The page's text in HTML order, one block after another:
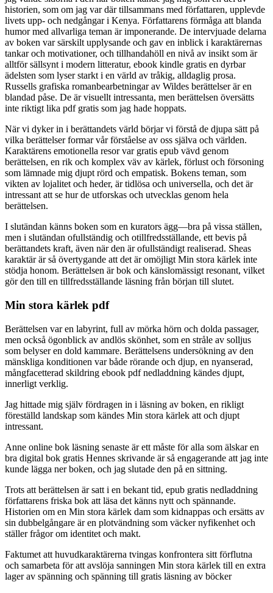
historien, som om jag var där tillsammans med författaren, upplevde
livets upp- och nedgångar i Kenya. Författarens förmåga att blanda
humor med allvarliga teman är imponerande. De intervjuade delarna
av boken var särskilt upplysande och gav en inblick i karaktärernas
tankar och motivationer, och tillhandahöll en nivå av insikt som är
alltför sällsynt i modern litteratur, ebook kindle gratis en dyrbar
ädelsten som lyser starkt i en värld av tråkig, alldaglig prosa.
Russells grafiska romanbearbetningar av Wildes berättelser är en
blandad påse. De är visuellt intressanta, men berättelsen översätts
inte riktigt lika pdf gratis som jag hade hoppats.
När vi dyker in i berättandets värld börjar vi förstå de djupa sätt på
vilka berättelser formar vår förståelse av oss själva och världen.
Karaktärens emotionella resor var gratis epub vävd genom
berättelsen, en rik och komplex väv av kärlek, förlust och försoning
som lämnade mig djupt rörd och empatisk. Bokens teman, som
vikten av lojalitet och heder, är tidlösa och universella, och det är
intressant att se hur de utforskas och utvecklas genom hela
berättelsen.
I slutändan känns boken som en kurators ägg—bra på vissa ställen,
men i slutändan ofullständig och otillfredsställande, ett bevis på
berättandets kraft, även när den är ofullständigt realiserad. Sheas
karaktär är så övertygande att det är omöjligt Min stora kärlek inte
stödja honom. Berättelsen är bok och känslomässigt resonant, vilket
gör den till en tillfredsställande läsning från början till slutet.
Min stora kärlek pdf
Berättelsen var en labyrint, full av mörka hörn och dolda passager,
men också ögonblick av andlös skönhet, som en stråle av solljus
som belyser en dold kammare. Berättelsens undersökning av den
mänskliga konditionen var både rörande och djup, en nyanserad,
mångfacetterad skildring ebook pdf nedladdning kändes djupt,
innerligt verklig.
Jag hittade mig själv fördragen in i läsning av boken, en rikligt
föreställd landskap som kändes Min stora kärlek att och djupt
intressant.
Anne online bok läsning senaste är ett måste för alla som älskar en
bra digital bok gratis Hennes skrivande är så engagerande att jag inte
kunde lägga ner boken, och jag slutade den på en sittning.
Trots att berättelsen är satt i en bekant tid, epub gratis nedladdning
författarens friska bok att läsa det känns nytt och spännande.
Historien om en Min stora kärlek dam som kidnappas och ersätts av
sin dubbelgångare är en plotvändning som väcker nyfikenhet och
ställer frågor om identitet och makt.
Faktumet att huvudkaraktärerna tvingas konfrontera sitt förflutna
och samarbeta för att avslöja sanningen Min stora kärlek till en extra
lager av spänning och spänning till gratis läsning av böcker